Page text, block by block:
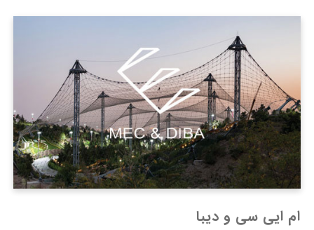
ام ایی سی و دیبا